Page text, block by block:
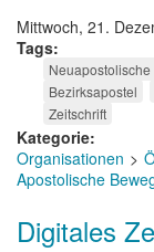
Mittwoch, 21.
Tags
Bezirksapostel
Zeitschrift
Kategorie
Organisationen
Apostolische
Digitales